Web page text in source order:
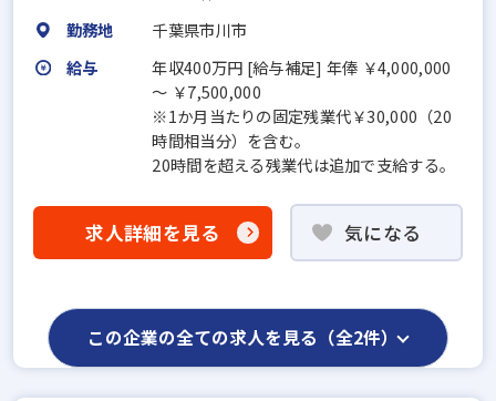
勤務地
千葉県市川市
給与
年収400万円 [給与補足] 年俸 ￥4,000,000
〜 ￥7,500,000
※1か月当たりの固定残業代￥30,000（20
時間相当分）を含む。
20時間を超える残業代は追加で支給する。
求人詳細を見る 気になる
この企業の全ての求人を見る（全2件）